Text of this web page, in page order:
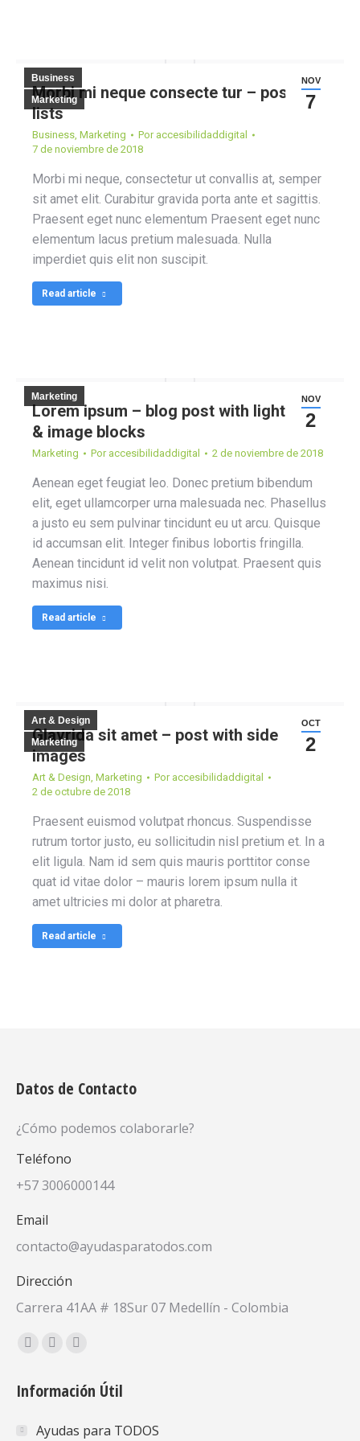
NOV
7
Business
Marketing
Morbi mi neque consecte tur – post with
lists
Business, Marketing Por accesibilidaddigital
7 de noviembre de 2018
Morbi mi neque, consectetur ut convallis at, semper
sit amet elit. Curabitur gravida porta ante et sagittis.
Praesent eget nunc elementum Praesent eget nunc
elementum lacus pretium malesuada. Nulla
imperdiet quis elit non suscipit.
Read article
NOV
2
Marketing
Lorem ipsum – blog post with light text
& image blocks
Marketing Por accesibilidaddigital 2 de noviembre de 2018
Aenean eget feugiat leo. Donec pretium bibendum
elit, eget ullamcorper urna malesuada nec. Phasellus
a justo eu sem pulvinar tincidunt eu ut arcu. Quisque
id accumsan elit. Integer finibus lobortis fringilla.
Aenean tincidunt id velit non volutpat. Praesent quis
maximus nisi.
Read article
OCT
2
Art & Design
Marketing
Glavrida sit amet – post with side
images
Art & Design, Marketing Por accesibilidaddigital
2 de octubre de 2018
Praesent euismod volutpat rhoncus. Suspendisse
rutrum tortor justo, eu sollicitudin nisl pretium et. In a
elit ligula. Nam id sem quis mauris porttitor conse
quat id vitae dolor – mauris lorem ipsum nulla it
amet ultricies mi dolor at pharetra.
Read article
Datos de Contacto
¿Cómo podemos colaborarle?
Teléfono
+57 3006000144
Email
contacto@ayudasparatodos.com
Dirección
Carrera 41AA # 18Sur 07 Medellín - Colombia
Encuéntranos en:
Facebook
opens
new
X
opens
new
YouTube
opens
new
Información Útil
Ayudas para TODOS